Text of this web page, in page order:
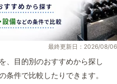
最終更新日：2026/08/06
、目的別のおすすめから探し
条件で比較したりできます。